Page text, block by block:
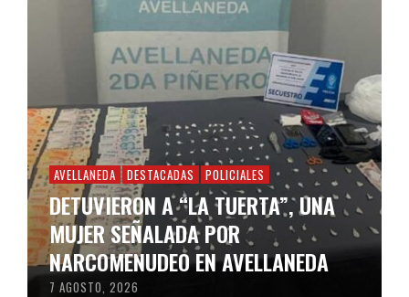
AVELLANEDA DESTACADAS POLICIALES
DETUVIERON A “LA TUERTA”, UNA
MUJER SEÑALADA POR
NARCOMENUDEO EN AVELLANEDA
7 AGOSTO, 2026